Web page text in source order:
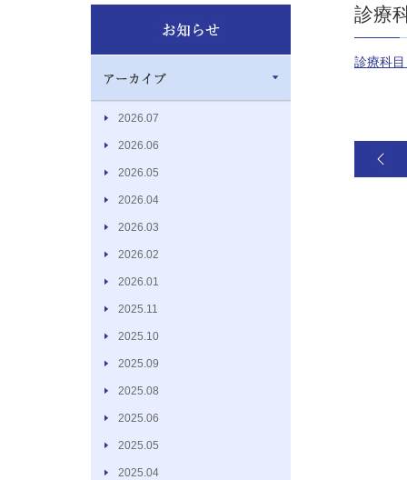
2026.07
2026.06
2026.05
2026.04
2026.03
2026.02
2026.01
2025.11
2025.10
2025.09
2025.08
2025.06
2025.05
2025.04
診療
診療科